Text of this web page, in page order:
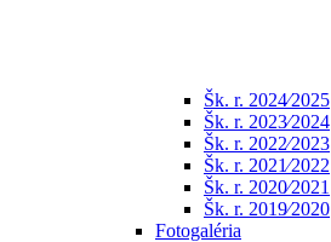
Šk. r. 2024⁄2025
Šk. r. 2023⁄2024
Šk. r. 2022⁄2023
Šk. r. 2021⁄2022
Šk. r. 2020⁄2021
Šk. r. 2019⁄2020
Fotogaléria